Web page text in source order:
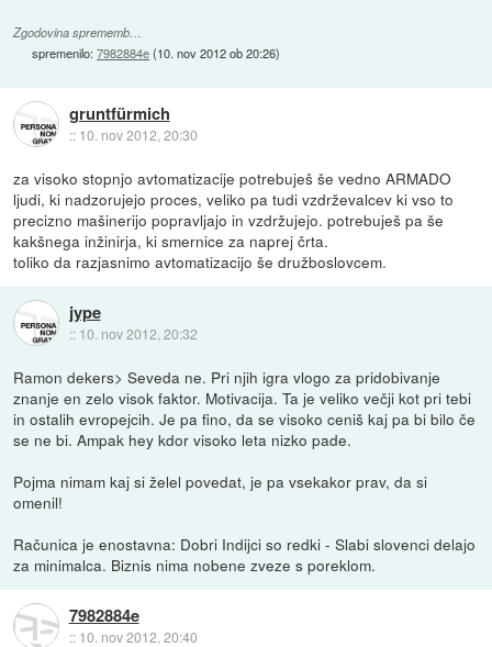
Zgodovina sprememb…
spremenilo:7982884e(10. nov 2012 ob 20:26)
gruntfürmich
:: 10. nov 2012, 20:30
za visoko stopnjo avtomatizacije potrebuješ še vedno ARMADO
ljudi, ki nadzorujejo proces, veliko pa tudi vzdrževalcev ki vso to
precizno mašinerijo popravljajo in vzdržujejo. potrebuješ pa še
kakšnega inžinirja, ki smernice za naprej črta.
toliko da razjasnimo avtomatizacijo še družboslovcem.
jype
:: 10. nov 2012, 20:32
Ramon dekers> Seveda ne. Pri njih igra vlogo za pridobivanje
znanje en zelo visok faktor. Motivacija. Ta je veliko večji kot pri tebi
in ostalih evropejcih. Je pa fino, da se visoko ceniš kaj pa bi bilo če
se ne bi. Ampak hey kdor visoko leta nizko pade.
Pojma nimam kaj si želel povedat, je pa vsekakor prav, da si
omenil!
Računica je enostavna: Dobri Indijci so redki - Slabi slovenci delajo
za minimalca. Biznis nima nobene zveze s poreklom.
7982884e
:: 10. nov 2012, 20:40